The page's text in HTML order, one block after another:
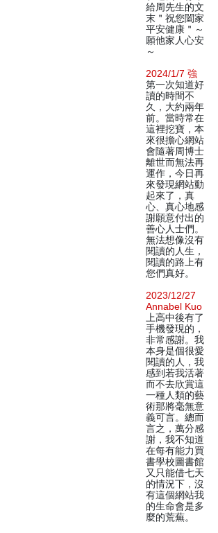
給周先生的文
末＂祝您闔家
平安健康＂～
願他家人心安
～
2024/1/7 強
第一次知道好
讀的時間不
久，大約兩年
前。當時常在
這裡挖寶，本
來很擔心網站
會隨著周博士
離世而無法再
運作，今日再
來發現網站動
起來了，真
心、真心地感
謝願意付出的
善心人士們。
無法想像沒有
閱讀的人生，
閱讀的路上有
您們真好。
2023/12/27
Annabel Kuo
上高中後有了
手機發現的，
非常感謝。我
本身是個很愛
閱讀的人，我
感到若我活著
而不去欣賞這
一種人類的藝
術那將毫無意
義可言。總而
言之，萬分感
謝，我不知道
在每有能力買
書學校圖書館
又只能借七天
的情況下，沒
有這個網站我
的生命會是多
麼的荒蕪。